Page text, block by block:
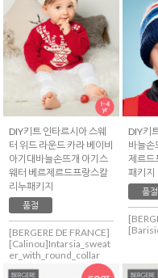
DIY키트 인타르시아 스웨
터 위드 라운드 카라 베이비
아기대바늘손뜨개 아기스
웨터 베르제르드프랑스칼
리누패키지
품절
[BERGERE DE FRANCE]
[Calinou]Intarsia_sweat
er_with_round_collar
DIY키
바늘손
제르드
패키지
품절